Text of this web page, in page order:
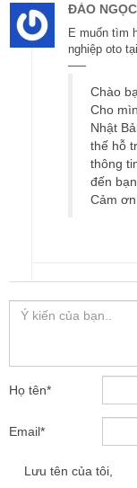
ĐÀO
E muốn tìm
nghiệp oto
—–
Chào
Cho
Nhật
thế hỗ
thông
đến bạn.
Cảm
Họ tên*
Email*
Lưu tên của tôi,